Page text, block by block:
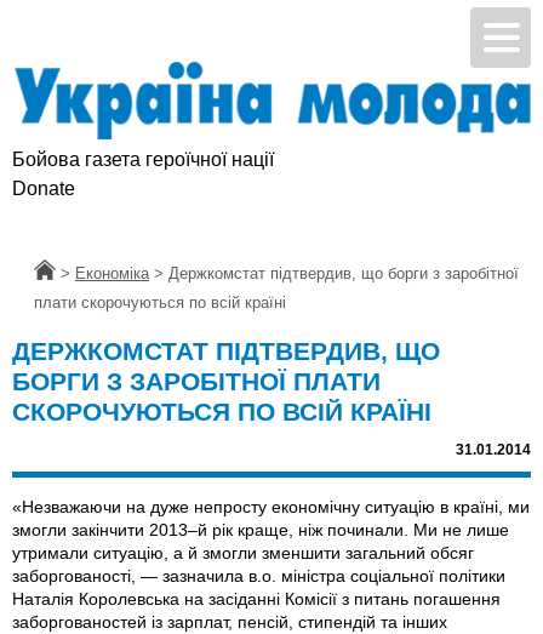
Бойова газета героїчної нації
Donate
Головна
> Економіка > Держкомстат підтвердив, що борги з заробітної
плати скорочуються по всій країні
ДЕРЖКОМСТАТ ПІДТВЕРДИВ, ЩО
БОРГИ З ЗАРОБІТНОЇ ПЛАТИ
СКОРОЧУЮТЬСЯ ПО ВСІЙ КРАЇНІ
31.01.2014
«Незважаючи на дуже непросту економічну ситуацію в країні, ми
змогли закінчити 2013–й рік краще, ніж починали. Ми не лише
утримали ситуацію, а й змогли зменшити загальний обсяг
заборгованості, — зазначила в.о. міністра соціальної політики
Наталія Королевська на засіданні Комісії з питань погашення
заборгованостей із зарплат, пенсій, стипендій та інших